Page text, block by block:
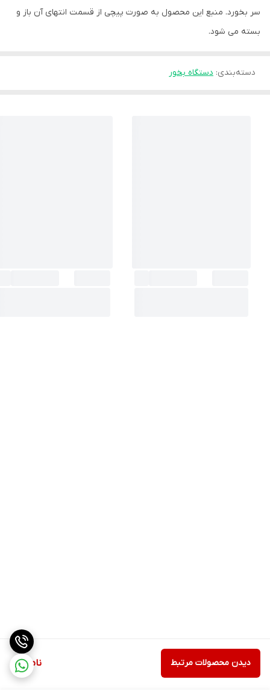
ناموجود دیدن محصولات مرتبط
سر بخورد. منبع این محصول به صورت پیچی از قسمت انتهای آن باز و
بسته می شود.
دسته‌بندی: دستگاه بخور